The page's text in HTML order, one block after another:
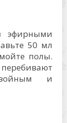
эфирными
50 мл
полы.
и